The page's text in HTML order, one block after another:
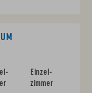
Einzel­
zimmer